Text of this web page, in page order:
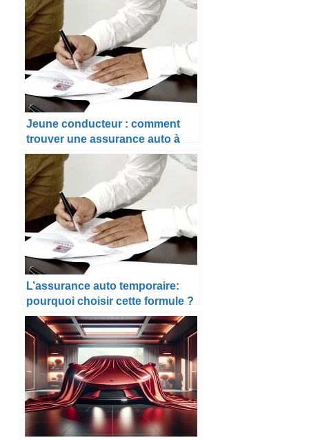
Jeune conducteur : comment
trouver une assurance auto à
petit prix ?
L’assurance auto temporaire:
pourquoi choisir cette formule ?